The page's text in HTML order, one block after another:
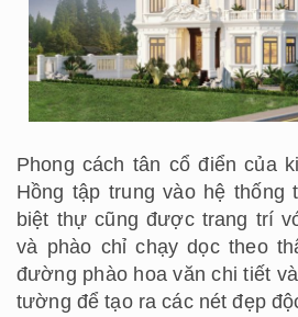
Phong cách tân cổ điển của
Hồng tập trung vào hệ thống
biệt thự cũng được trang trí
và phào chỉ chạy dọc theo
đường phào hoa văn chi tiết
tường để tạo ra các nét đẹp